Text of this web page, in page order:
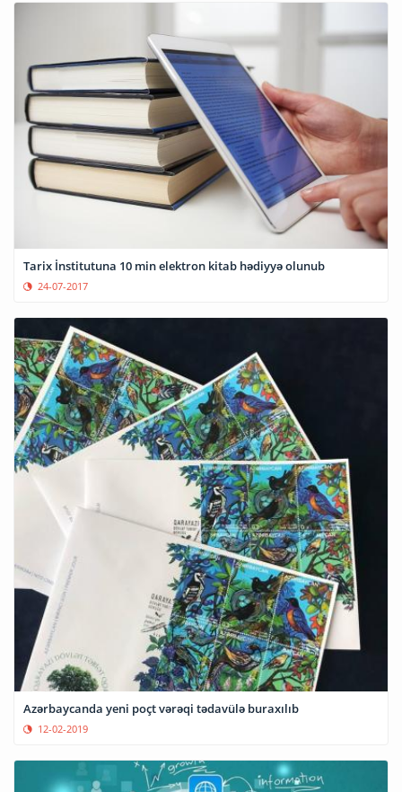
Tarix İnstitutuna 10 min elektron kitab hədiyyə olunub
24-07-2017
Azərbaycanda yeni poçt vərəqi tədavülə buraxılıb
12-02-2019